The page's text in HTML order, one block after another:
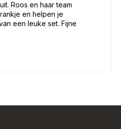
Roos en haar team
en helpen je
een leuke set. Fijne